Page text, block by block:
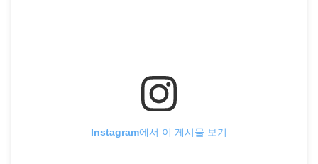
Instagram에서 이 게시물 보기